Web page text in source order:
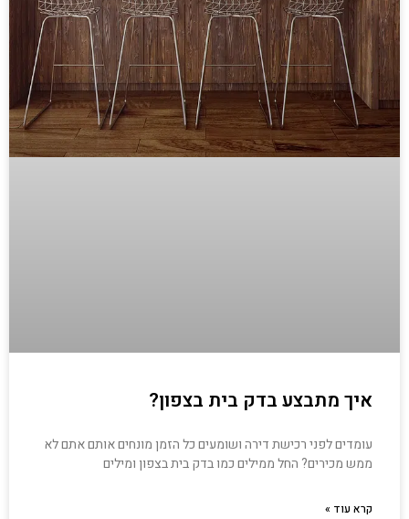
איך מתבצע בדק בית בצפון?
עומדים לפני רכישת דירה ושומעים כל הזמן מונחים אותם אתם לא
ממש מכירים? החל ממילים כמו בדק בית בצפון ומילים
קרא עוד »